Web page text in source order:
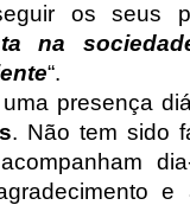
os seus
na
“.
uma presença
. Não tem sido